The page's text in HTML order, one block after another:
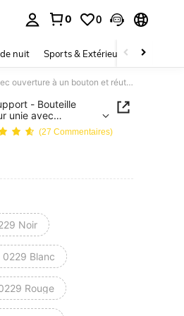
0 0
nuit Sports & Extérieur Enfants
1 pièce Bouteille d'eau de vélo et support - Bouteille d'eau de loisirs extérieure de couleur unie avec ouverture à un bouton et réutilisable
- Bouteille
unie avec
(27 Commentaires)
Noir
0229 Blanc
Rouge